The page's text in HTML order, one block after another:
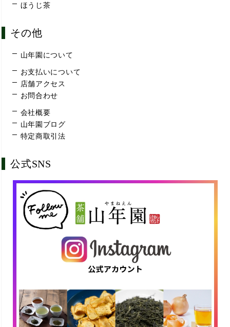
ほうじ茶
その他
山年園について
お支払いについて
店舗アクセス
お問合わせ
会社概要
山年園ブログ
特定商取引法
公式SNS